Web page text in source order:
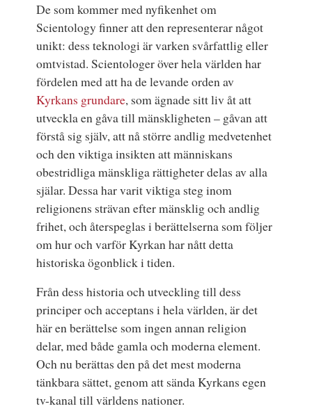
De som kommer med nyfikenhet om
Scientology finner att den representerar något
unikt: dess teknologi är varken svårfattlig eller
omtvistad. Scientologer över hela världen har
fördelen med att ha de levande orden av
Kyrkans grundare, som ägnade sitt liv åt att
utveckla en gåva till mänskligheten – gåvan att
förstå sig själv, att nå större andlig medvetenhet
och den viktiga insikten att människans
obestridliga mänskliga rättigheter delas av alla
själar. Dessa har varit viktiga steg inom
religionens strävan efter mänsklig och andlig
frihet, och återspeglas i berättelserna som följer
om hur och varför Kyrkan har nått detta
historiska ögonblick i tiden.
Från dess historia och utveckling till dess
principer och acceptans i hela världen, är det
här en berättelse som ingen annan religion
delar, med både gamla och moderna element.
Och nu berättas den på det mest moderna
tänkbara sättet, genom att sända Kyrkans egen
tv-kanal till världens nationer.